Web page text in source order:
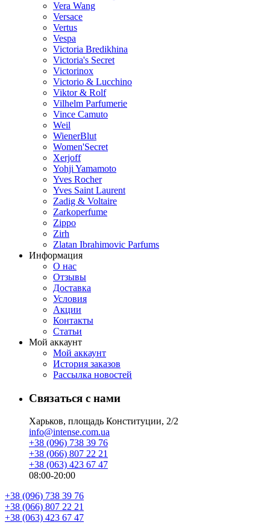
Vera Wang
Versace
Vertus
Vespa
Victoria Bredikhina
Victoria's Secret
Victorinox
Victorio & Lucchino
Viktor & Rolf
Vilhelm Parfumerie
Vince Camuto
Weil
WienerBlut
Women'Secret
Xerjoff
Yohji Yamamoto
Yves Rocher
Yves Saint Laurent
Zadig & Voltaire
Zarkoperfume
Zippo
Zirh
Zlatan Ibrahimovic Parfums
Информация
О нас
Отзывы
Доставка
Условия
Aкции
Контакты
Статьи
Мой аккаунт
Мой аккаунт
История заказов
Рассылка новостей
Связаться с нами
Харьков, площадь Конституции, 2/2
info@intense.com.ua
+38 (096) 738 39 76
+38 (066) 807 22 21
+38 (063) 423 67 47
08:00-20:00
+38 (096) 738 39 76
+38 (066) 807 22 21
+38 (063) 423 67 47